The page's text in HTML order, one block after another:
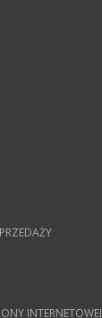
INTERNETOWEJ